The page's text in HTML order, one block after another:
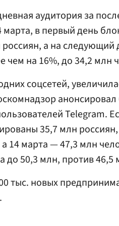
аудитория за
в первый день
а на следующий
чем на 16%, до 34,2 млн
соцсетей,
Telegram.
35,7 млн
14 марта — 47,3 млн
до 50,3 млн, против
тыс. новых